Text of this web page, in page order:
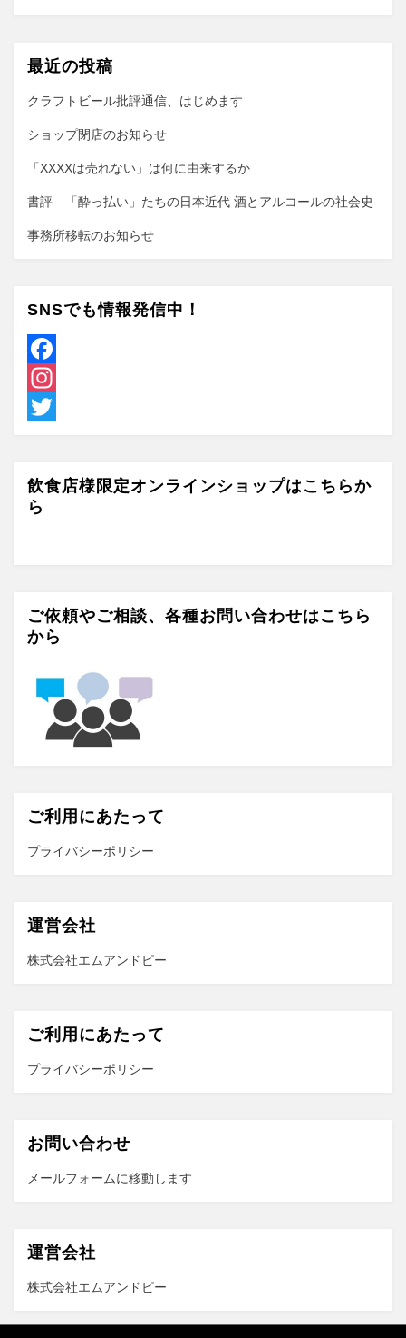
最近の投稿
クラフトビール批評通信、はじめます
ショップ閉店のお知らせ
「XXXXは売れない」は何に由来するか
書評 「酔っ払い」たちの日本近代 酒とアルコールの社会史
事務所移転のお知らせ
SNSでも情報発信中！
F
a
b
t
a
m
i
r
飲食店様限定オンラインショップはこちらか
ら
ご依頼やご相談、各種お問い合わせはこちら
から
ご利用にあたって
プライバシーポリシー
運営会社
株式会社エムアンドピー
ご利用にあたって
プライバシーポリシー
お問い合わせ
メールフォームに移動します
運営会社
株式会社エムアンドピー